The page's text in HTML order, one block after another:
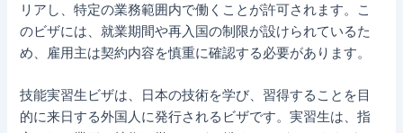
リアし、特定の業務範囲内で働くことが許可されます。こ
のビザには、就業期間や再入国の制限が設けられているた
め、雇用主は契約内容を慎重に確認する必要があります。
技能実習生ビザは、日本の技術を学び、習得することを目
的に来日する外国人に発行されるビザです。実習生は、指